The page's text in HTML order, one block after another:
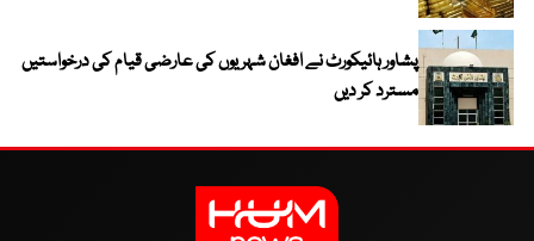
پشاور ہائیکورٹ نے افغان شہریوں کی عارضی قیام کی درخواستیں
مسترد کر دیں